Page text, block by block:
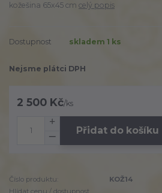
kožešina 65x45 cm celý popis
Dostupnost skladem 1 ks
Nejsme plátci DPH
2 500 Kč/ks
Přidat do košíku
Číslo produktu:
KOŽ14